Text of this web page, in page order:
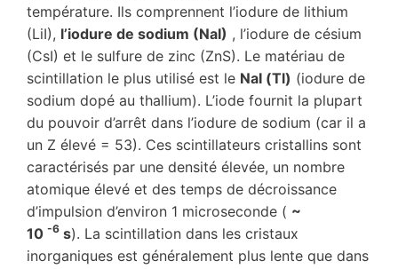
température. Ils comprennent l’iodure de lithium
(LiI), l’iodure de sodium (NaI) , l’iodure de césium
(CsI) et le sulfure de zinc (ZnS). Le matériau de
scintillation le plus utilisé est le NaI (Tl) (iodure de
sodium dopé au thallium). L’iode fournit la plupart
du pouvoir d’arrêt dans l’iodure de sodium (car il a
un Z élevé = 53). Ces scintillateurs cristallins sont
caractérisés par une densité élevée, un nombre
atomique élevé et des temps de décroissance
d’impulsion d’environ 1 microseconde ( ~
10 -6 s). La scintillation dans les cristaux
inorganiques est généralement plus lente que dans